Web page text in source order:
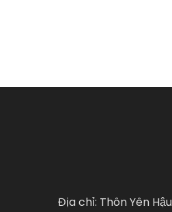
Địa chỉ: Thôn Yên